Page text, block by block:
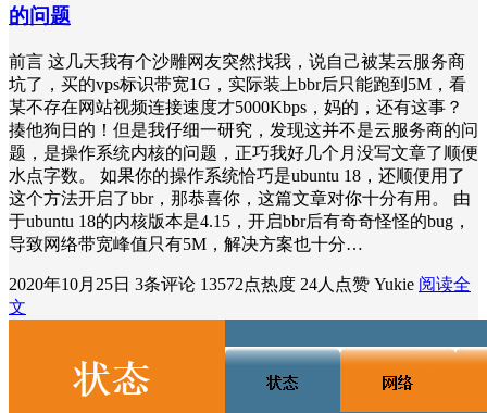
的问题
前言 这几天我有个沙雕网友突然找我，说自己被某云服务商
坑了，买的vps标识带宽1G，实际装上bbr后只能跑到5M，看
某不存在网站视频连接速度才5000Kbps，妈的，还有这事？
揍他狗日的！但是我仔细一研究，发现这并不是云服务商的问
题，是操作系统内核的问题，正巧我好几个月没写文章了顺便
水点字数。 如果你的操作系统恰巧是ubuntu 18，还顺便用了
这个方法开启了bbr，那恭喜你，这篇文章对你十分有用。 由
于ubuntu 18的内核版本是4.15，开启bbr后有奇奇怪怪的bug，
导致网络带宽峰值只有5M，解决方案也十分…
2020年10月25日 3条评论 13572点热度 24人点赞 Yukie 阅读全
文